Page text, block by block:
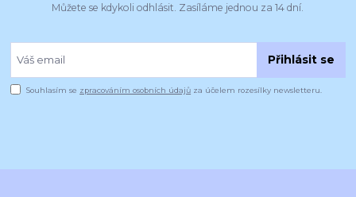
Můžete se kdykoli odhlásit. Zasíláme jednou za 14 dní.
Přihlásit se
Souhlasím se zpracováním osobních údajů za účelem rozesílky newsletteru.